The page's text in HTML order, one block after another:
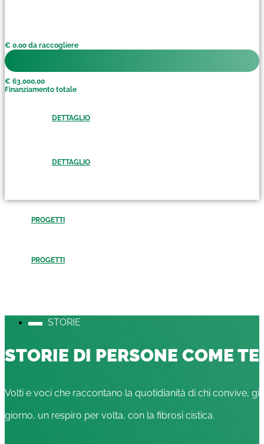
€ 0,00 da raccogliere
€ 63.000,00
Finanziamento totale
DETTAGLIO
DETTAGLIO
PROGETTI
PROGETTI
STORIE
STORIE DI PERSONE COME TE
Volti e voci che raccontano la quotidianità di chi convive,
giorno, un respiro per volta, con la fibrosi cistica.